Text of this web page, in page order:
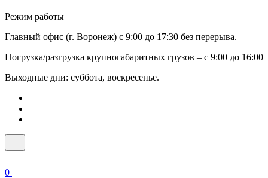
Режим работы
Главный офис (г. Воронеж) с 9:00 до 17:30 без перерыва.
Погрузка/разгрузка крупногабаритных грузов – с 9:00 до 16:00
Выходные дни: суббота, воскресенье.
0